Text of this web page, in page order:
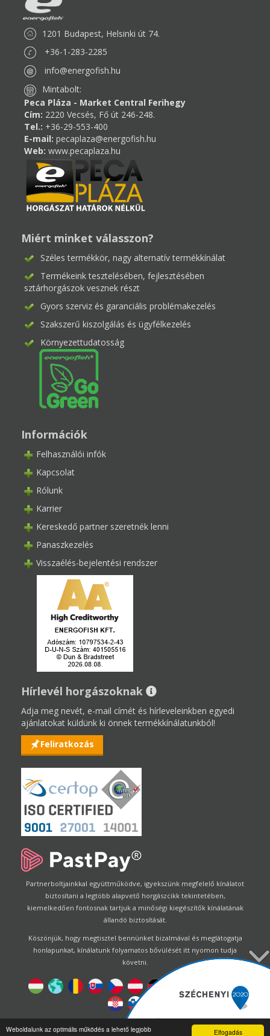
Elfogadás
Weboldalunk az optimális működés a lehető legjobb
1201 Budapest, Helsinki út 74.
+36-1-283-2285
info@energofish.hu
Mintabolt:
Peca Pláza - Market Central Ferihegy
Cím: 2220 Vecsés, Fő út 246-248.
Tel.: +36-29-553-400
E-mail: pecaplaza@energofish.hu
Web: www.pecaplaza.hu
Miért minket válasszon?
Széles termékkör, nagy alternatív termékkínálat
Termékeink tesztelésében, fejlesztésében
sztárhorgászok vesznek részt
Gyors szerviz és garanciális problémakezelés
Szakszerű kiszolgálás és ügyfélkezelés
Környezettudatosság
Információk
Felhasználói infók
Kapcsolat
Rólunk
Karrier
Kereskedő partner szeretnék lenni
Panaszkezelés
Visszaélés-bejelentési rendszer
Hírlevél horgászoknak
Adja meg nevét, e-mail címét és hírleveleinkben egyedi
ajánlatokat küldünk ki önnek termékkínálatunkból!
Feliratkozás
Partnerboltjainkkal együttműködve, igyekszünk megfelelő kínálatot
biztosítani a legtöbb alapvető horgászcikk tekintetében,
kiemelkedően fontosnak tartjuk a minőségi kiegészítők kínálatának
állandó biztosítását.
Köszönjük, hogy megtisztel bennünket bizalmával és meglátogatja
honlapunkat, kínálatunk folyamatos bővülését itt nyomon tudja
követni.
Designed by Energofish Kft